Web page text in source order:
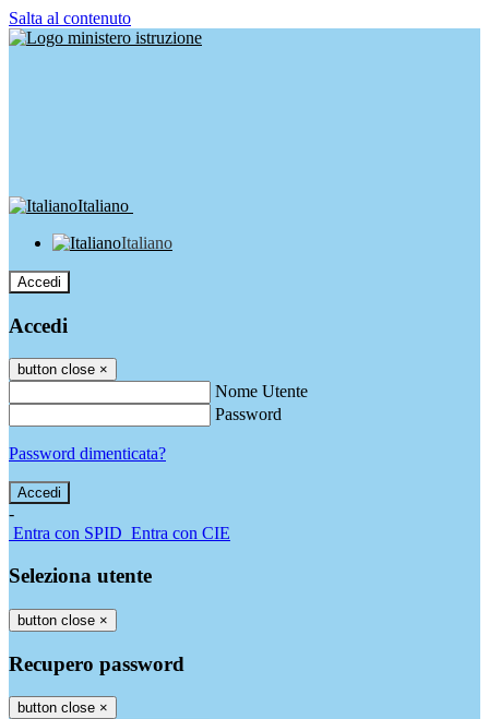
Salta al contenuto
Italiano
Italiano
Accedi
Accedi
button close ×
Nome Utente
Password
Password dimenticata?
-
Entra con SPID Entra con CIE
Seleziona utente
button close ×
Recupero password
button close ×